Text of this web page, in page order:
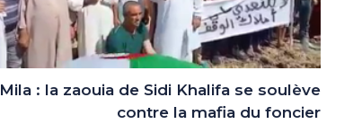
Mila : la zaouia de Sidi Khalifa se soulève
contre la mafia du foncier